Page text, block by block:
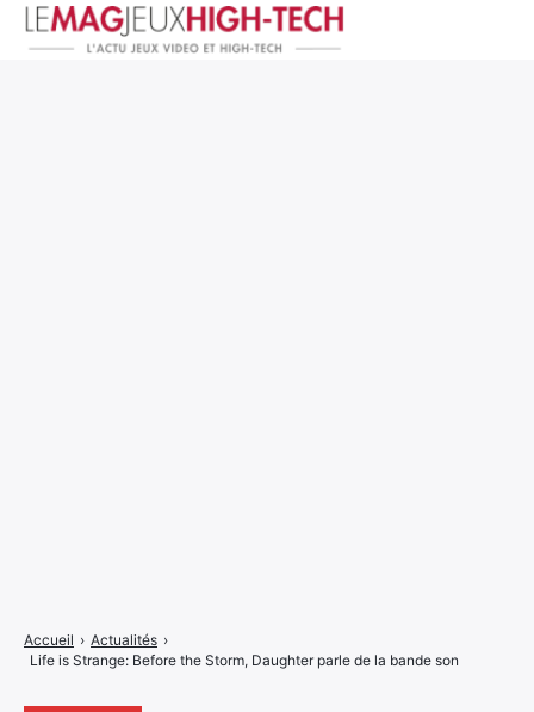
Accueil › Actualités ›
Life is Strange: Before the Storm, Daughter parle de la bande son